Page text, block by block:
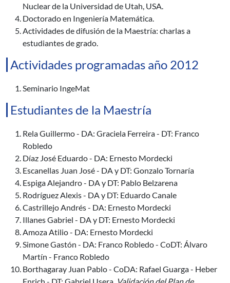
Nuclear de la Universidad de Utah, USA.
Doctorado en Ingeniería Matemática.
Actividades de difusión de la Maestría: charlas a
estudiantes de grado.
Actividades programadas año 2012
Seminario IngeMat
Estudiantes de la Maestría
Rela Guillermo - DA: Graciela Ferreira - DT: Franco
Robledo
Díaz José Eduardo - DA: Ernesto Mordecki
Escanellas Juan José - DA y DT: Gonzalo Tornaría
Espiga Alejandro - DA y DT: Pablo Belzarena
Rodríguez Alexis - DA y DT: Eduardo Canale
Castrillejo Andrés - DA: Ernesto Mordecki
Illanes Gabriel - DA y DT: Ernesto Mordecki
Amoza Atilio - DA: Ernesto Mordecki
Simone Gastón - DA: Franco Robledo - CoDT: Álvaro
Martín - Franco Robledo
Borthagaray Juan Pablo - CoDA: Rafael Guarga - Heber